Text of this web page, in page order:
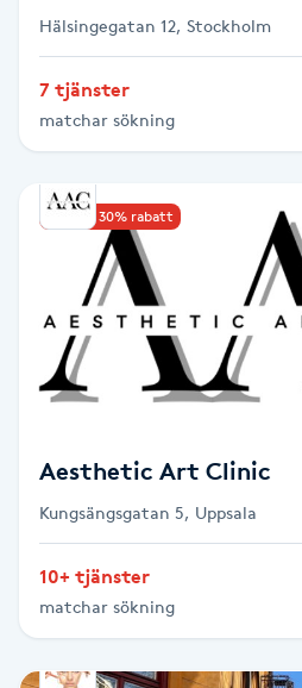
Paraffinbehandling
Pedikyr
Pensionärklippning
Permanent
Permanent hårborttagning
Permanent ögonbrynsmakeup
Personal shopper
Personlig tränare
Picolaser
Hälsingegatan 12, Stockholm
7 tjänster
matchar sökning
Upp till 30% rabatt
Aesthetic Art Clinic
Kungsängsgatan 5, Uppsala
10+ tjänster
matchar sökning